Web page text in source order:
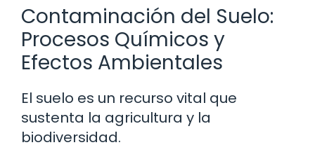
Contaminación del Suelo:
Procesos Químicos y
Efectos Ambientales
El suelo es un recurso vital que
sustenta la agricultura y la
biodiversidad.